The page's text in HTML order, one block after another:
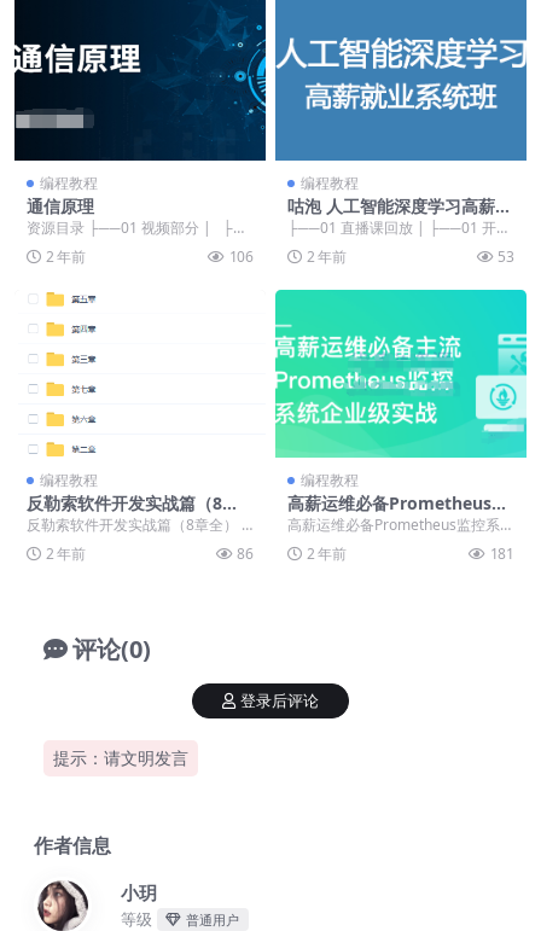
编程教程
通信原理
资源目录 ├──01 视频部分 | ├─
─01 绪论 | | ├──...
2 年前 106
编程教程
咕泡 人工智能深度学习高薪就
业班(六期)
├──01 直播课回放 | ├──01 开班
典礼 | | └──01 开班典礼....
2 年前 53
编程教程
反勒索软件开发实战篇（8
章）
反勒索软件开发实战篇（8章全） ├
──第八章 | ├──第8章第1节 | |
├...2 年前 86
编程教程
高薪运维必备Prometheus监
控系统企业级实战
高薪运维必备Prometheus监控系统
企业级实战 ├──第10章 Promet...
2 年前 181
评论(0)
提示：请文明发言
登录后评论
作者信息
小玥
等级 普通用户